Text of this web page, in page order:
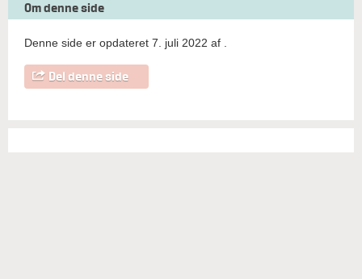
Om denne side
Denne side er opdateret 7. juli 2022 af
Del denne side